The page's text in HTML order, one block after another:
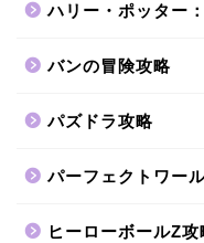
ハリー・ポッター
バンの冒険攻略
パズドラ攻略
パーフェクトワー
ヒーローボールZ攻